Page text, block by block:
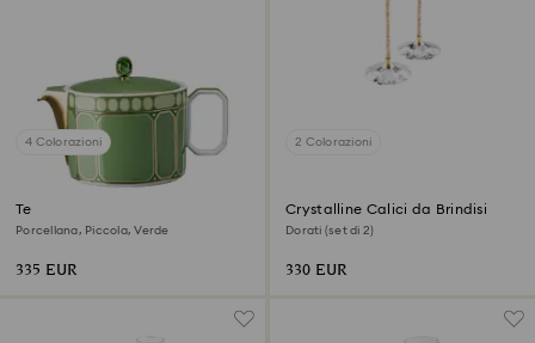
4 Colorazioni
Teiera Signum
Porcellana, Piccola, Verde
335 EUR
2 Colorazioni
Crystalline Calici da Brindisi
Dorati (set di 2)
330 EUR